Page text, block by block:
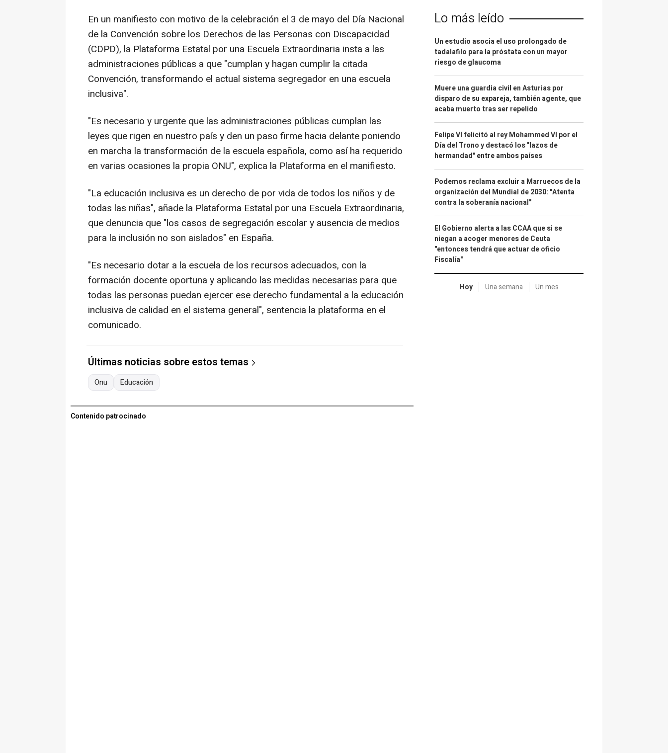
En un manifiesto con motivo de la celebración el 3 de mayo del Día Nacional
de la Convención sobre los Derechos de las Personas con Discapacidad
(CDPD), la Plataforma Estatal por una Escuela Extraordinaria insta a las
administraciones públicas a que "cumplan y hagan cumplir la citada
Convención, transformando el actual sistema segregador en una escuela
inclusiva".
"Es necesario y urgente que las administraciones públicas cumplan las
leyes que rigen en nuestro país y den un paso firme hacia delante poniendo
en marcha la transformación de la escuela española, como así ha requerido
en varias ocasiones la propia ONU", explica la Plataforma en el manifiesto.
"La educación inclusiva es un derecho de por vida de todos los niños y de
todas las niñas", añade la Plataforma Estatal por una Escuela Extraordinaria,
que denuncia que "los casos de segregación escolar y ausencia de medios
para la inclusión no son aislados" en España.
"Es necesario dotar a la escuela de los recursos adecuados, con la
formación docente oportuna y aplicando las medidas necesarias para que
todas las personas puedan ejercer ese derecho fundamental a la educación
inclusiva de calidad en el sistema general", sentencia la plataforma en el
comunicado.
Últimas noticias sobre estos temas
Onu Educación
Contenido patrocinado
Lo más leído
Un estudio asocia el uso prolongado de
tadalafilo para la próstata con un mayor
riesgo de glaucoma
Muere una guardia civil en Asturias por
disparo de su expareja, también agente, que
acaba muerto tras ser repelido
Felipe VI felicitó al rey Mohammed VI por el
Día del Trono y destacó los "lazos de
hermandad" entre ambos países
Podemos reclama excluir a Marruecos de la
organización del Mundial de 2030: "Atenta
contra la soberanía nacional"
El Gobierno alerta a las CCAA que si se
niegan a acoger menores de Ceuta
"entonces tendrá que actuar de oficio
Fiscalía"
Hoy Una semana Un mes